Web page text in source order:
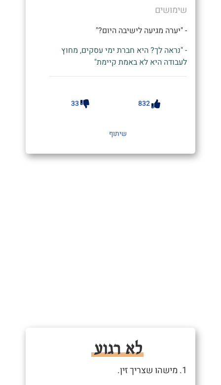
שימושים
- "יערה מגיעה לישיבה היום?"
- "נראה לך? היא חברת ימי עסקים, מחוץ
לעבודה היא לא באמת קיימת"
832
33
שיתוף
לא רגוע
1. מישהו שצריך זין.